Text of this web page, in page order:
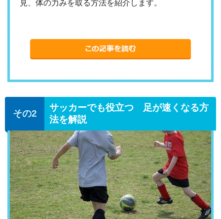
見、体の力みを取る方法を紹介します。
サッカーでも役立つ 足が速くなる方
法を解説